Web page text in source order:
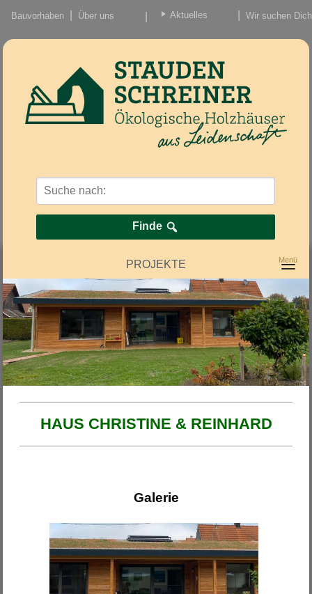
Bauvorhaben Über uns
Aktuelles
Nachrichten/Einzug
Wir suchen
Finde
PROJEKTE
Unsere Projekte
2026
Haus am Ende der Rosengasse
Anbau Handfest
HAUS CHRISTINE & REINHARD
Galerie